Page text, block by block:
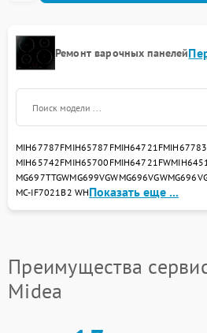
Ремонт варочных панелей
MIH67787FMIH65787FMIH64721F
MIH65742FMIH65700FMIH64721FW
MG697TTGWMG699VGWMG696VGW
MC-IF7021B2 WHПоказать еще ...
Преимущества
Midea